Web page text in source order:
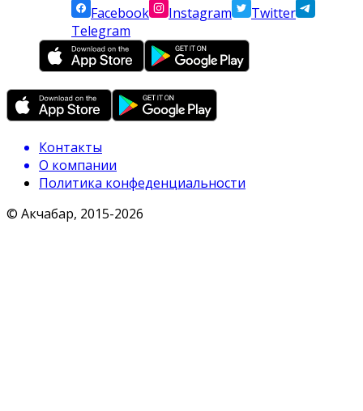
Facebook
Instagram
Twitter
Telegram
Контакты
О компании
Политика конфеденциальности
© Акчабар, 2015-2026